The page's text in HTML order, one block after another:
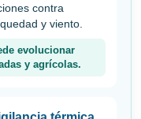
contra
y viento.
evolucionar
y agrícolas.